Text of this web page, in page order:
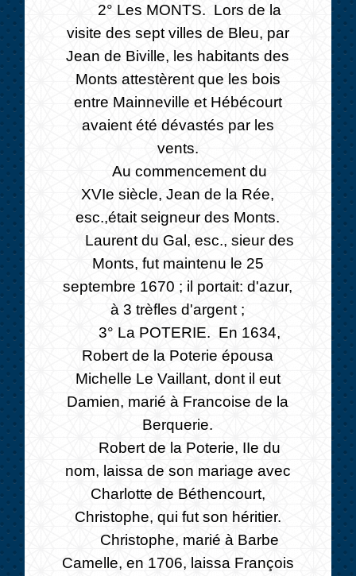
2° Les MONTS. Lors de la
visite des sept villes de Bleu, par
Jean de Biville, les habitants des
Monts attestèrent que les bois
entre Mainneville et Hébécourt
avaient été dévastés par les
vents.
Au commencement du
XVIe siècle, Jean de la Rée,
esc.,était seigneur des Monts.
Laurent du Gal, esc., sieur des
Monts, fut maintenu le 25
septembre 1670 ; il portait: d'azur,
à 3 trèfles d'argent ;
3° La POTERIE. En 1634,
Robert de la Poterie épousa
Michelle Le Vaillant, dont il eut
Damien, marié à Francoise de la
Berquerie.
Robert de la Poterie, IIe du
nom, laissa de son mariage avec
Charlotte de Béthencourt,
Christophe, qui fut son héritier.
Christophe, marié à Barbe
Camelle, en 1706, laissa François